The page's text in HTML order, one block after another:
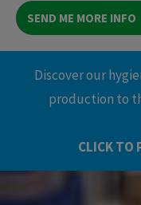
SEND ME MORE INFO
Discover our
production to
CLICK TO